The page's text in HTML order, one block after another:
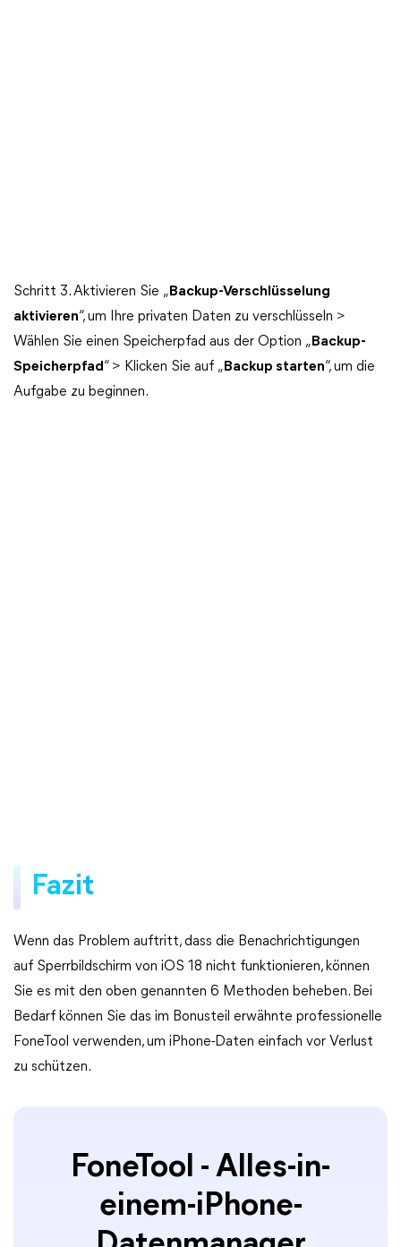
Schritt 3. Aktivieren Sie „ Backup-Verschlüsselung
aktivieren“, um Ihre privaten Daten zu verschlüsseln >
Wählen Sie einen Speicherpfad aus der Option „ Backup-
Speicherpfad“ > Klicken Sie auf „ Backup starten“, um die
Aufgabe zu beginnen.
Fazit
Wenn das Problem auftritt, dass die Benachrichtigungen
auf Sperrbildschirm von iOS 18 nicht funktionieren, können
Sie es mit den oben genannten 6 Methoden beheben. Bei
Bedarf können Sie das im Bonusteil erwähnte professionelle
FoneTool verwenden, um iPhone-Daten einfach vor Verlust
zu schützen.
FoneTool - Alles-in-
einem-iPhone-